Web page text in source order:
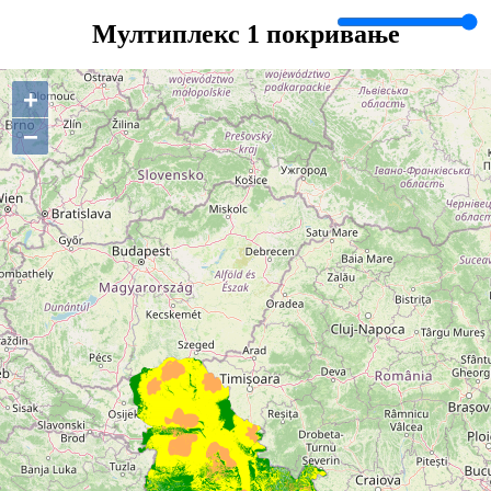
Мултиплекс 1 покривање
+
−